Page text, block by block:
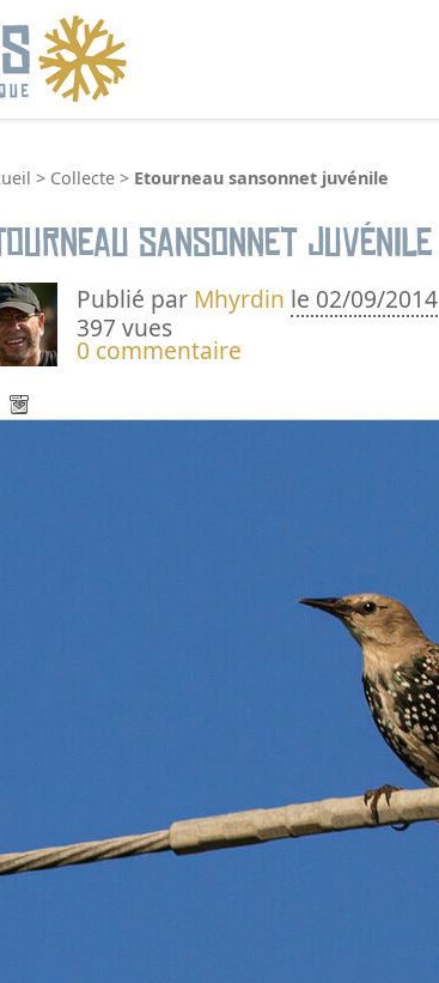
> Collecte > Etourneau sansonnet juvénile
sansonnet juvénile
Publié par Mhyrdin le 02/09/2014
397 vues
0 commentaire